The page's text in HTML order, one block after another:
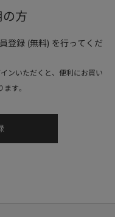
方
登録 (無料) を行ってくだ
ンいただくと、便利にお買い
す。